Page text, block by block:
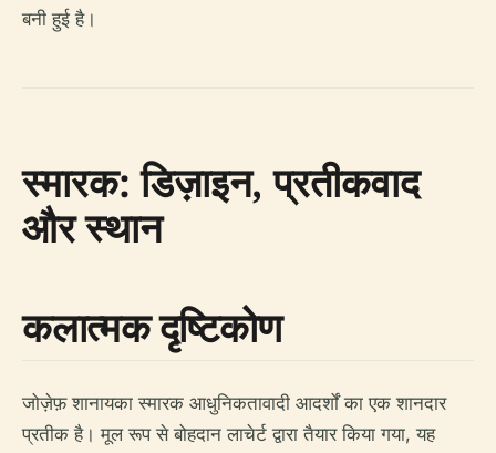
बनी हुई है।
स्मारक: डिज़ाइन, प्रतीकवाद
और स्थान
कलात्मक दृष्टिकोण
जोज़ेफ़ शानायका स्मारक आधुनिकतावादी आदर्शों का एक शानदार
प्रतीक है। मूल रूप से बोहदान लाचेर्ट द्वारा तैयार किया गया, यह